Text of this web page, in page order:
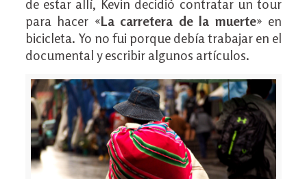
de estar allí, Kevin decidió contratar un tour
para hacer «La carretera de la muerte» en
bicicleta. Yo no fui porque debía trabajar en el
documental y escribir algunos artículos.